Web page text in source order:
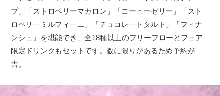
プ」「ストロベリーマカロン」「コーヒーゼリー」「スト
ロベリーミルフィーユ」「チョコレートタルト」「フィナ
ンシェ」を堪能でき、全18種以上のフリーフローとフェア
限定ドリンクもセットです。数に限りがあるため予約が
吉。